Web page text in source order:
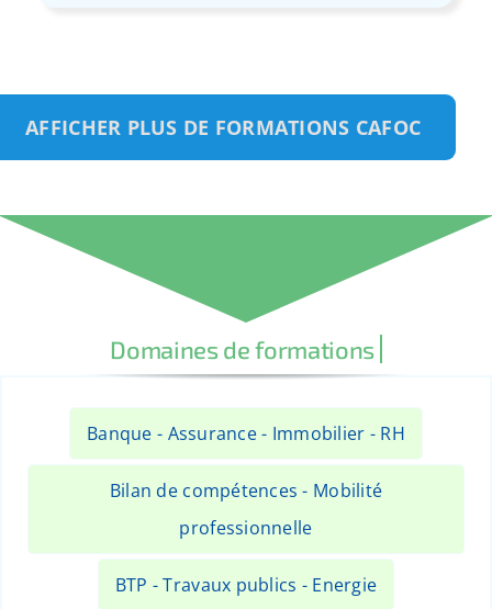
AFFICHER PLUS DE FORMATIONS CAFOC
Banque - Assurance - Immobilier - RH
Bilan de compétences - Mobilité
professionnelle
BTP - Travaux publics - Energie